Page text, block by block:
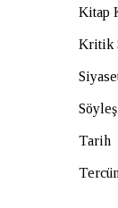
Kitap
Kritik
Tarih